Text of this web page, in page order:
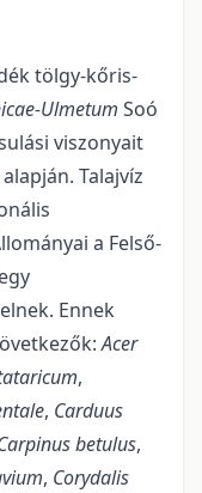
tölgy-kőris-
Ulmetum Soó
viszonyait
Talajvíz
a Felső-
Ennek
Acer
,
, Carduus
betulus,
, Corydalis